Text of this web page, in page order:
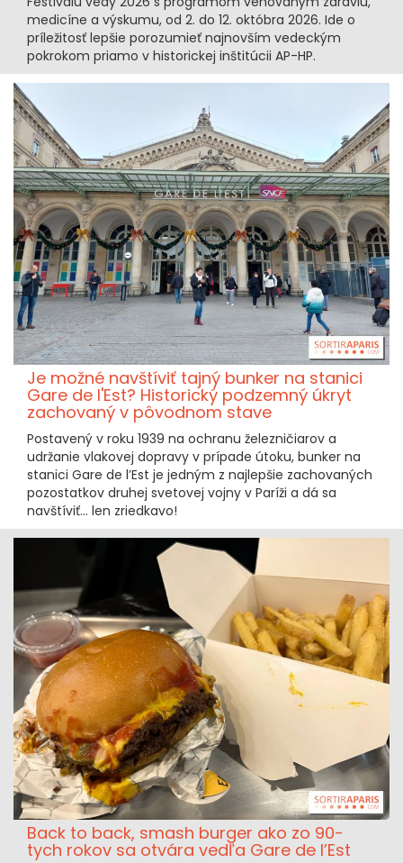
medicíne a výskumu, od 2. do 12. októbra 2026. Ide o
príležitosť lepšie porozumieť najnovším vedeckým
pokrokom priamo v historickej inštitúcii AP-HP.
Je možné navštíviť tajný bunker na stanici
Gare de l'Est? Historický podzemný úkryt
zachovaný v pôvodnom stave
Postavený v roku 1939 na ochranu železničiarov a
udržanie vlakovej dopravy v prípade útoku, bunker na
stanici Gare de l’Est je jedným z najlepšie zachovaných
pozostatkov druhej svetovej vojny v Paríži a dá sa
navštíviť... len zriedkavo!
Back to back, smash burger ako zo 90-
tych rokov sa otvára vedľa Gare de l’Est